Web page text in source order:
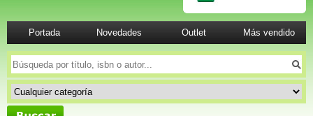
Portada Novedades Outlet Más vendido